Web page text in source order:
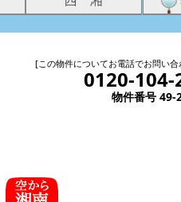
[この物件についてお電話でお問い合
0120-104-
物件番号 49-